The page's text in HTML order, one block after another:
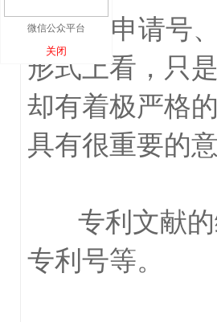
专利申请号、
形式上看，只
却有着极严格
具有很重要的意
专利文献的
专利号等。
微信公众平台
关闭